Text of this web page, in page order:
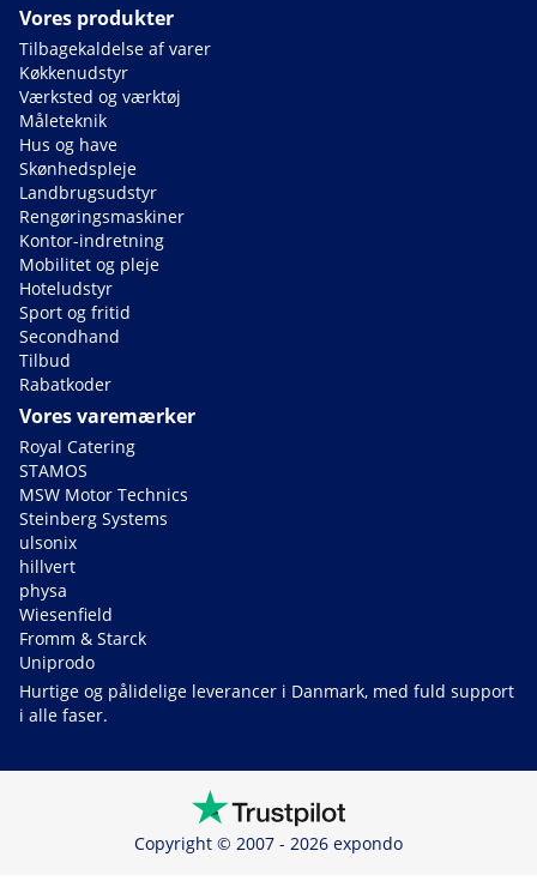
Vores produkter
Tilbagekaldelse af varer
Køkkenudstyr
Værksted og værktøj
Måleteknik
Hus og have
Skønhedspleje
Landbrugsudstyr
Rengøringsmaskiner
Kontor-indretning
Mobilitet og pleje
Hoteludstyr
Sport og fritid
Secondhand
Tilbud
Rabatkoder
Vores varemærker
Royal Catering
STAMOS
MSW Motor Technics
Steinberg Systems
ulsonix
hillvert
physa
Wiesenfield
Fromm & Starck
Uniprodo
Hurtige og pålidelige leverancer i Danmark, med fuld support
i alle faser.
Copyright © 2007 - 2026 expondo